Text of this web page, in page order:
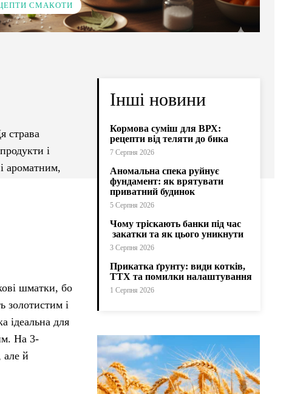
СМАКОТИ
страва
і
ароматним,
шматки, бо
золотистим і
ідеальна для
На 3-
але й
Інші новини
Кормова суміш для ВРХ:
рецепти від теляти до бика
7 Серпня 2026
Аномальна спека руйнує
фундамент: як врятувати
приватний будинок
5 Серпня 2026
Чому тріскають банки під час
закатки та як цього уникнути
3 Серпня 2026
Прикатка ґрунту: види котків,
ТТХ та помилки налаштування
1 Серпня 2026